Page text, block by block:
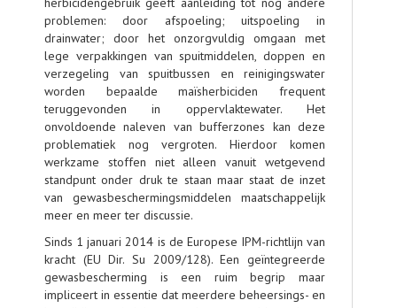
problemen: door afspoeling; uitspoeling in
drainwater; door het onzorgvuldig omgaan met
lege verpakkingen van spuitmiddelen, doppen en
verzegeling van spuitbussen en reinigingswater
worden bepaalde maïsherbiciden frequent
teruggevonden in oppervlaktewater. Het
onvoldoende naleven van bufferzones kan deze
problematiek nog vergroten. Hierdoor komen
werkzame stoffen niet alleen vanuit wetgevend
standpunt onder druk te staan maar staat de inzet
van gewasbeschermingsmiddelen maatschappelijk
meer en meer ter discussie.
Sinds 1 januari 2014 is de Europese IPM-richtlijn van
kracht (EU Dir. Su 2009/128). Een geïntegreerde
gewasbescherming is een ruim begrip maar
impliceert in essentie dat meerdere beheersings- en